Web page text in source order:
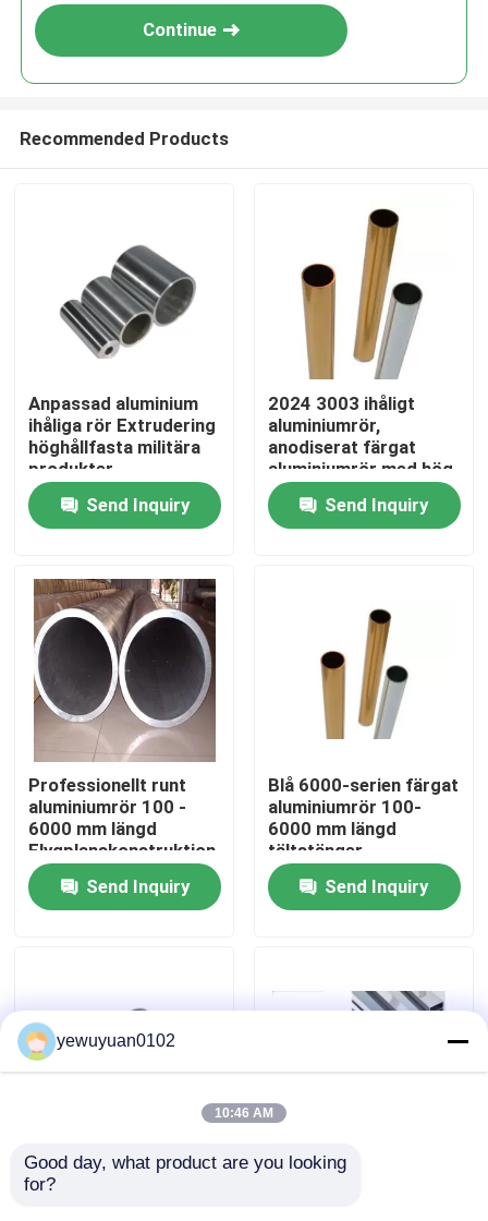
Home
Products
Videos
VR Show
About Us
Quality Control
Contact Us
Continue
Recommended Products
Anpassad aluminium
ihåliga rör Extrudering
höghållfasta militära
produkter
Send Inquiry
2024 3003 ihåligt
aluminiumrör,
anodiserat färgat
aluminiumrör med hög
renhet
Send Inquiry
Professionellt runt
aluminiumrör 100 -
6000 mm längd
Flygplanskonstruktion
/ lastbilshjul
Send Inquiry
Blå 6000-serien färgat
aluminiumrör 100-
6000 mm längd
tältstänger
Användning
Send Inquiry
Anpassad aluminium
ihåliga rör Extrudering
Guldpulver ihåligt
yewuyuan0102
10:46 AM
Good day, what product are you looking
for?